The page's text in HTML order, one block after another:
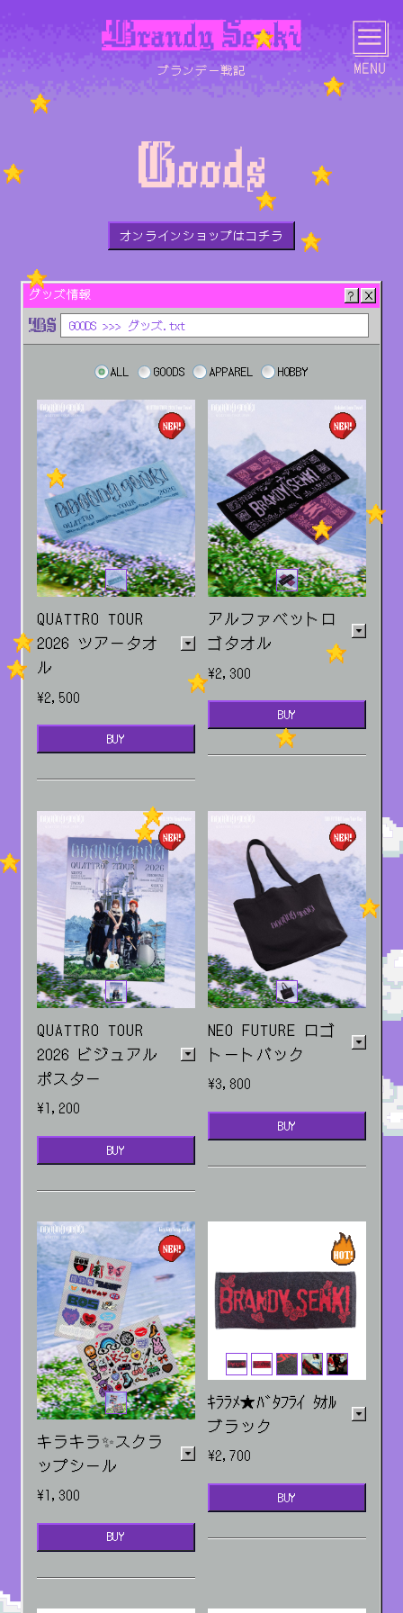
ブランデー戦記
NEWS LIVE MEDIA
SCHEDULE BIOGRAPHY DISCOGRAPHY LYRICS
オンラインショップはコチラ
グッズ情報
GOODS >>> グッズ.txt
ALL GOODS APPAREL HOBBY
QUATTRO TOUR
2026 ツアータオ
ル
¥2,500
BUY
アルファベットロ
ゴタオル
¥2,300
BUY
QUATTRO TOUR
2026 ビジュアル
ポスター
¥1,200
BUY
販売場所：ライブ会場
NEO FUTURE ロゴ
トートバック
¥3,800
BUY
キラキラ✨スクラ
ップシール
¥1,300
BUY
ｷﾗﾗﾒ★ﾊﾞﾀﾌﾗｲ ﾀｵﾙ
ブラック
¥2,700
BUY
販売場所：ライブ・EC